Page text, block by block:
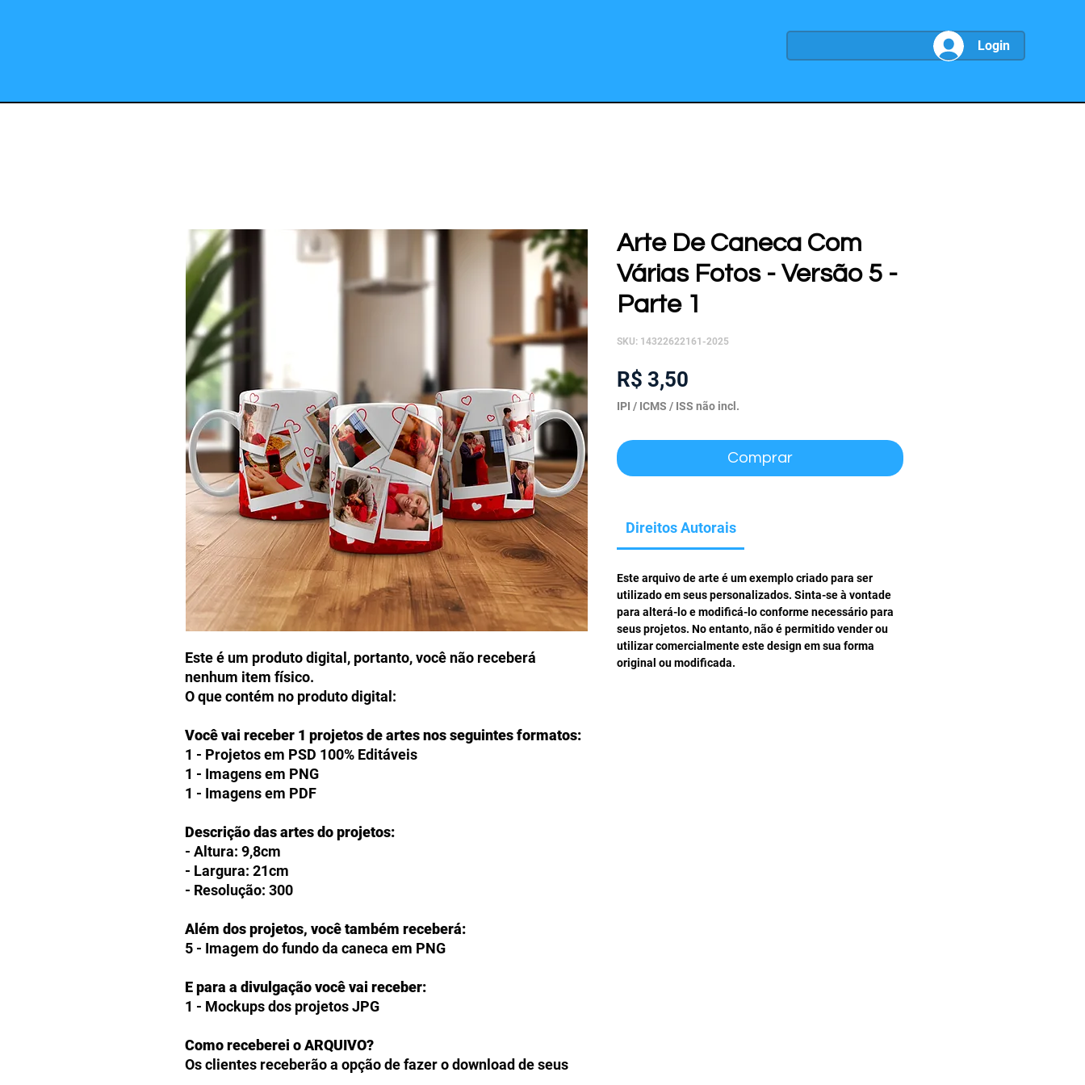
Login
Este é um produto digital, portanto, você não receberá
nenhum item físico.
O que contém no produto digital:
Você vai receber 1 projetos de artes nos seguintes formatos:
1 - Projetos em PSD 100% Editáveis
1 - Imagens em PNG
1 - Imagens em PDF
Descrição das artes do projetos:
- Altura: 9,8cm
- Largura: 21cm
- Resolução: 300
Além dos projetos, você também receberá:
5 - Imagem do fundo da caneca em PNG
E para a divulgação você vai receber:
1 - Mockups dos projetos JPG
Como receberei o ARQUIVO?
Os clientes receberão a opção de fazer o download de seus
Arte De Caneca Com
Várias Fotos - Versão 5 -
Parte 1
SKU: 14322622161-2025
R$ 3,50
IPI / ICMS / ISS não incl.
Comprar
Direitos Autorais
Este arquivo de arte é um exemplo criado para ser
utilizado em seus personalizados. Sinta-se à vontade
para alterá-lo e modificá-lo conforme necessário para
seus projetos. No entanto, não é permitido vender ou
utilizar comercialmente este design em sua forma
original ou modificada.